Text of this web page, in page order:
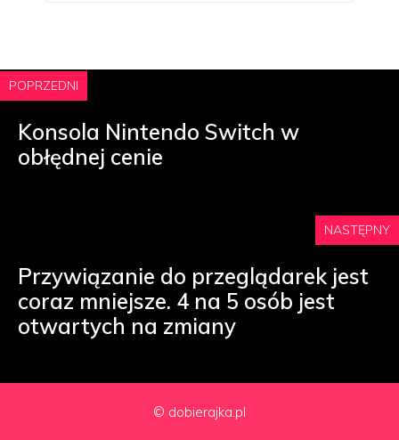
POPRZEDNI
Konsola Nintendo Switch w
obłędnej cenie
NASTĘPNY
Przywiązanie do przeglądarek jest
coraz mniejsze. 4 na 5 osób jest
otwartych na zmiany
© dobierajka.pl